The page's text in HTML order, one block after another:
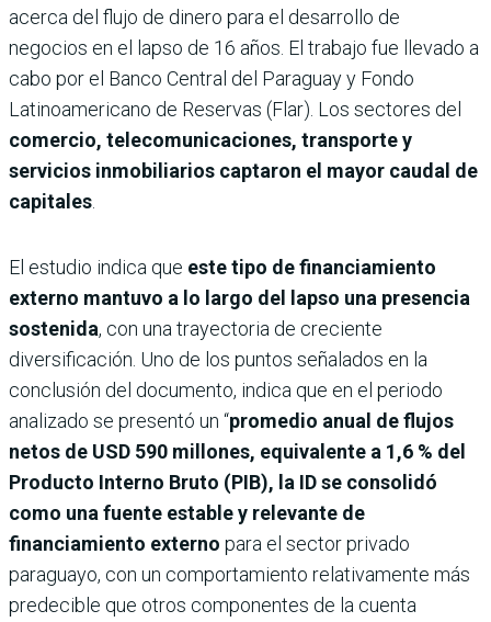
acerca del flujo de dinero para el desarrollo de
negocios en el lapso de 16 años. El trabajo fue llevado a
cabo por el Banco Central del Paraguay y Fondo
Latinoamericano de Reservas (Flar). Los sectores del
comercio, telecomunicaciones, transporte y
servicios inmobiliarios captaron el mayor caudal de
capitales
El estudio indica que este tipo de financiamiento
externo mantuvo a lo largo del lapso una presencia
sostenida, con una trayectoria de creciente
diversificación. Uno de los puntos señalados en la
conclusión del documento, indica que en el periodo
analizado se presentó un “promedio anual de flujos
netos de USD 590 millones, equivalente a 1,6 % del
Producto Interno Bruto (PIB), la ID se consolidó
como una fuente estable y relevante de
financiamiento externo para el sector privado
paraguayo, con un comportamiento relativamente más
predecible que otros componentes de la cuenta